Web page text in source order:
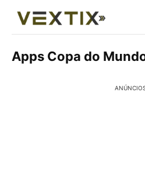
Apps Copa do